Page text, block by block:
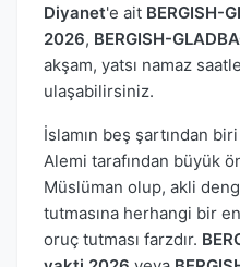
Diyanet'e ait BERGISH-
2026, BERGISH-
akşam, yatsı namaz
ulaşabilirsiniz.
İslamın beş şartından
Alemi tarafından büyük
Müslüman olup, akli
tutmasına herhangi bir
oruç tutması farzdır.